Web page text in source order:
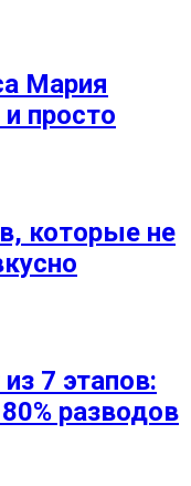
Мария
просто
которые не
7 этапов:
разводов